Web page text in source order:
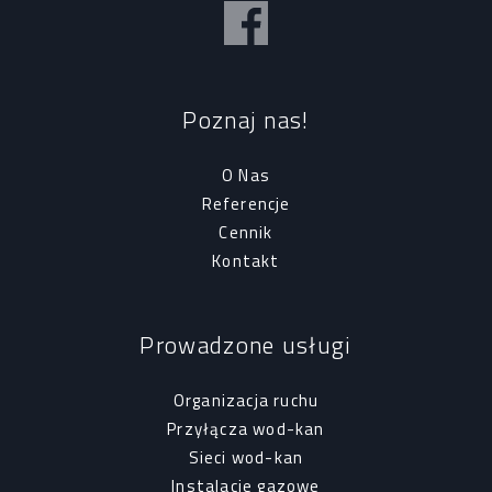
Poznaj nas!
O Nas
Referencje
Cennik
Kontakt
Prowadzone usługi
Organizacja ruchu
Przyłącza wod-kan
Sieci wod-kan
Instalacje gazowe